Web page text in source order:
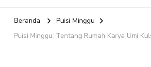
Beranda
Puisi Minggu
Puisi Minggu: Tentang Rumah Karya Umi